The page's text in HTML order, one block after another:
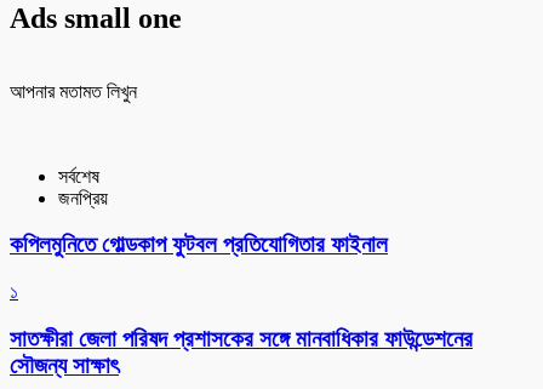
Ads small one
আপনার মতামত লিখুন
সর্বশেষ
জনপ্রিয়
কপিলমুনিতে গোল্ডকাপ ফুটবল প্রতিযোগিতার ফাইনাল
১
সাতক্ষীরা জেলা পরিষদ প্রশাসকের সঙ্গে মানবাধিকার ফাউন্ডেশনের
সৌজন্য সাক্ষাৎ